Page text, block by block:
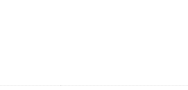
komfortu przyczynia się również
doskonałe nawilżenie i
podczas używania soczewek
skutecznym właściwościom